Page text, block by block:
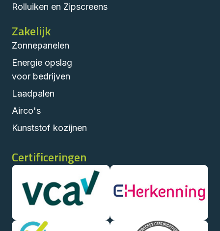
Rolluiken en Zipscreens
Zakelijk
Zonnepanelen
Energie opslag
voor bedrijven
Laadpalen
Airco's
Kunststof kozijnen
Certificeringen